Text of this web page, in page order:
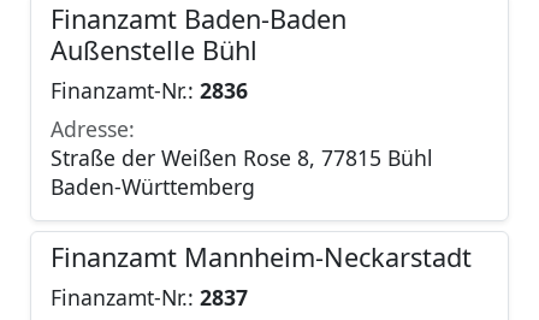
Finanzamt Baden-Baden
Außenstelle Bühl
Finanzamt-Nr.: 2836
Adresse:
Straße der Weißen Rose 8, 77815 Bühl
Baden-Württemberg
Finanzamt Mannheim-Neckarstadt
Finanzamt-Nr.: 2837